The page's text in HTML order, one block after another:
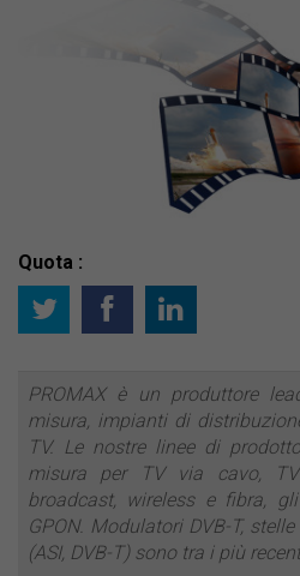
Quota :
PROMAX è un produttore
misura, impianti di
TV. Le nostre linee di
misura per TV via cavo,
broadcast, wireless e fibra,
GPON. Modulatori DVB-T,
(ASI, DVB-T) sono tra i più